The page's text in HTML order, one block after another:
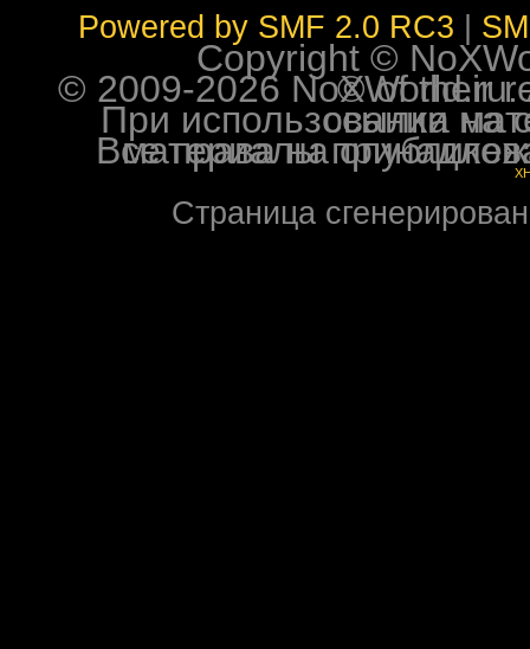
Powered by SMF 2.0 RC3
Copyright ©
© 2009-2026 NoXWorld.ru. All
При использовании
Все права на опубликованные на форуме
Страница